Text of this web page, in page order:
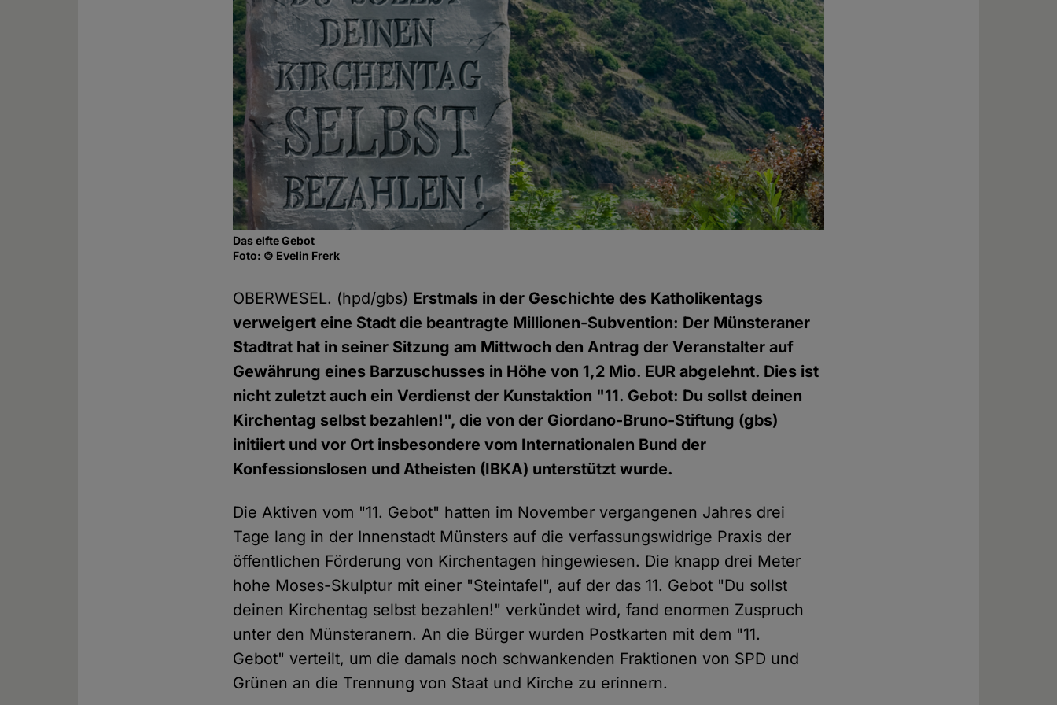
Das elfte Gebot
Foto: © Evelin Frerk
OBERWESEL. (hpd/gbs) Erstmals in der Geschichte des Katholikentags
verweigert eine Stadt die beantragte Millionen-Subvention: Der Münsteraner
Stadtrat hat in seiner Sitzung am Mittwoch den Antrag der Veranstalter auf
Gewährung eines Barzuschusses in Höhe von 1,2 Mio. EUR abgelehnt. Dies ist
nicht zuletzt auch ein Verdienst der Kunstaktion "11. Gebot: Du sollst deinen
Kirchentag selbst bezahlen!", die von der Giordano-Bruno-Stiftung (gbs)
initiiert und vor Ort insbesondere vom Internationalen Bund der
Konfessionslosen und Atheisten (IBKA) unterstützt wurde.
Die Aktiven vom "11. Gebot" hatten im November vergangenen Jahres drei
Tage lang in der Innenstadt Münsters auf die verfassungswidrige Praxis der
öffentlichen Förderung von Kirchentagen hingewiesen. Die knapp drei Meter
hohe Moses-Skulptur mit einer "Steintafel", auf der das 11. Gebot "Du sollst
deinen Kirchentag selbst bezahlen!" verkündet wird, fand enormen Zuspruch
unter den Münsteranern. An die Bürger wurden Postkarten mit dem "11.
Gebot" verteilt, um die damals noch schwankenden Fraktionen von SPD und
Grünen an die Trennung von Staat und Kirche zu erinnern.